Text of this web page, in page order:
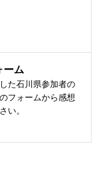
ーム
た石川県参加者の
フォームから感想
い。